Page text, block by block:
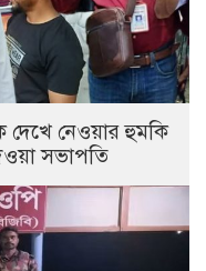
দেখে নেওয়ার হুমকি
সভাপতি